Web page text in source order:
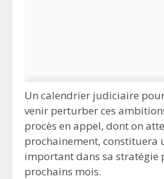
Un calendrier judiciaire
venir perturber ces
procès en appel, dont on
prochainement, constituera
important dans sa stratégie
prochains mois.